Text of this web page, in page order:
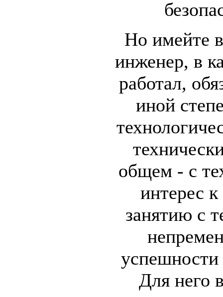
Но имейте
инженер, в
работал,
иной
общем - с
интерес
занятию с
успешности
Для него